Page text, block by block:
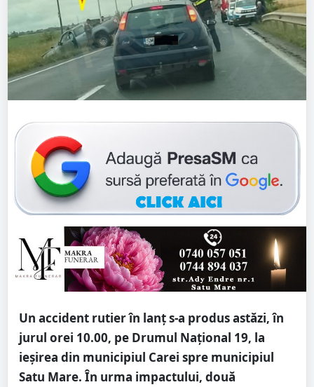
Un accident rutier în lanț s-a produs astăzi, în
jurul orei 10.00, pe Drumul Național 19, la
ieșirea din municipiul Carei spre municipiul
Satu Mare. În urma impactului, două